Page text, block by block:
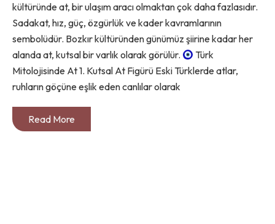
kültüründe at, bir ulaşım aracı olmaktan çok daha fazlasıdır.
Sadakat, hız, güç, özgürlük ve kader kavramlarının
sembolüdür. Bozkır kültüründen günümüz şiirine kadar her
alanda at, kutsal bir varlık olarak görülür.
Türk
Mitolojisinde At 1. Kutsal At Figürü Eski Türklerde atlar,
ruhların göçüne eşlik eden canlılar olarak
Read More